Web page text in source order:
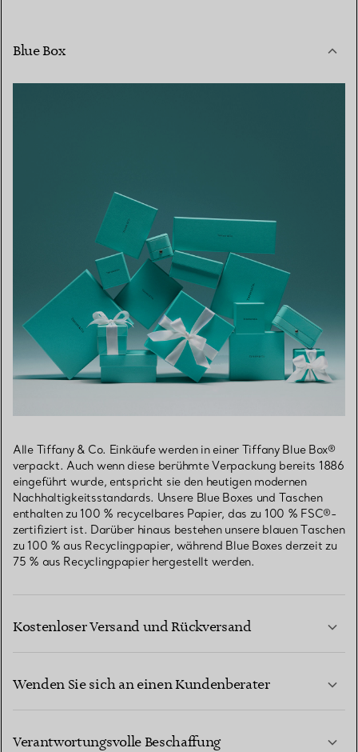
Blue Box
Alle Tiffany & Co. Einkäufe werden in einer Tiffany Blue Box®
verpackt. Auch wenn diese berühmte Verpackung bereits 1886
eingeführt wurde, entspricht sie den heutigen modernen
Nachhaltigkeitsstandards. Unsere Blue Boxes und Taschen
enthalten zu 100 % recycelbares Papier, das zu 100 % FSC®-
zertifiziert ist. Darüber hinaus bestehen unsere blauen Taschen
zu 100 % aus Recyclingpapier, während Blue Boxes derzeit zu
75 % aus Recyclingpapier hergestellt werden.
Kostenloser Versand und Rückversand
Wenden Sie sich an einen Kundenberater
Verantwortungsvolle Beschaffung